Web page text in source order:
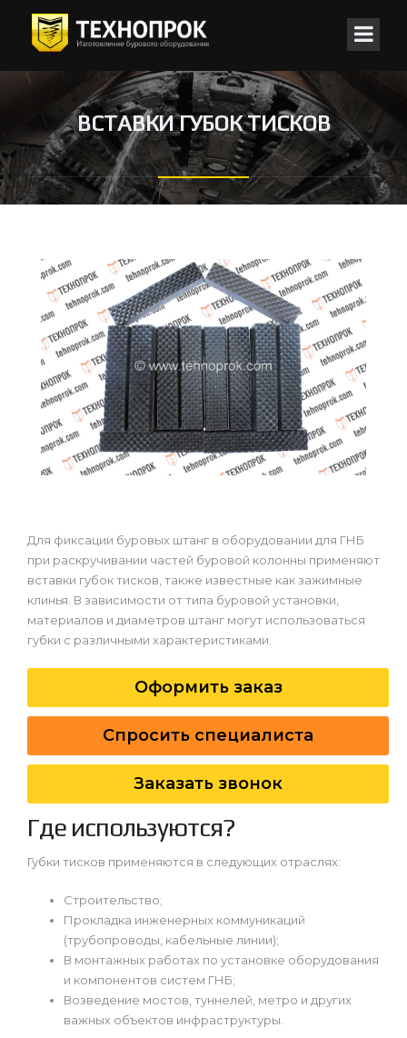
ВСТАВКИ ГУБОК ТИСКОВ
Для фиксации буровых штанг в оборудовании для ГНБ
при раскручивании частей буровой колонны применяют
вставки губок тисков, также известные как зажимные
клинья. В зависимости от типа буровой установки,
материалов и диаметров штанг могут использоваться
губки с различными характеристиками.
Оформить заказ
Спросить специалиста
Заказать звонок
Где используются?
Губки тисков применяются в следующих отраслях:
Строительство;
Прокладка инженерных коммуникаций
(трубопроводы, кабельные линии);
В монтажных работах по установке оборудования
и компонентов систем ГНБ;
Возведение мостов, туннелей, метро и других
важных объектов инфраструктуры.